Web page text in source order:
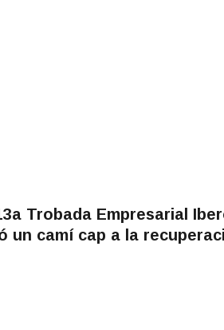
Trobada Empresarial
un camí cap a la